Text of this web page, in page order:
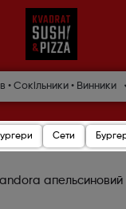
• Сокільники • Винники
Сети
апельсиновий